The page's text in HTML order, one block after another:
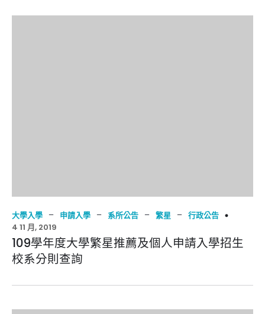
大學入學 – 申請入學 – 系所公告 – 繁星 – 行政公告
4 11 月, 2019
109學年度大學繁星推薦及個人申請入學招生
校系分則查詢